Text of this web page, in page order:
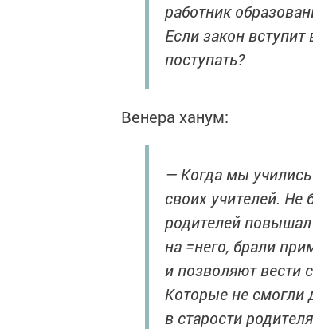
работник
Если закон
поступать?
Венера ханум:
— Когда мы
своих учителей. Не
родителей
на =него, брали
и позволяют вести
Которые не смогли
в старости